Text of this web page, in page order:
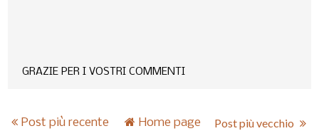
GRAZIE PER I VOSTRI COMMENTI
Post più recente Post più vecchio
Home page